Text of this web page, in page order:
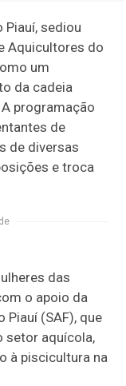
Piauí, sediou
Aquicultores do
um
da cadeia
programação
de
de diversas
e troca
das
o apoio da
Piauí (SAF), que
setor aquícola,
à piscicultura na